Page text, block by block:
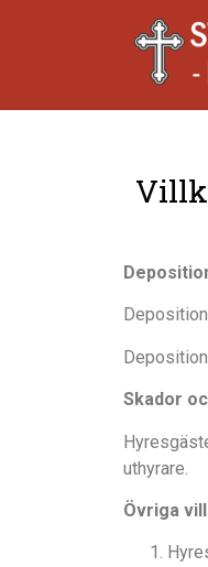
Skador
Hyresgä
uthyrare.
Övriga